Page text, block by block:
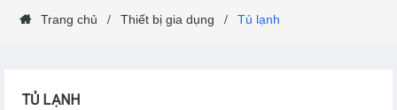
Trang chủ / Thiết bị gia dụng / Tủ lạnh
TỦ LẠNH